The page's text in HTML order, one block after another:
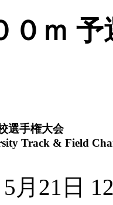
０ｍ 予
選手権大会
Track & Field
月21日